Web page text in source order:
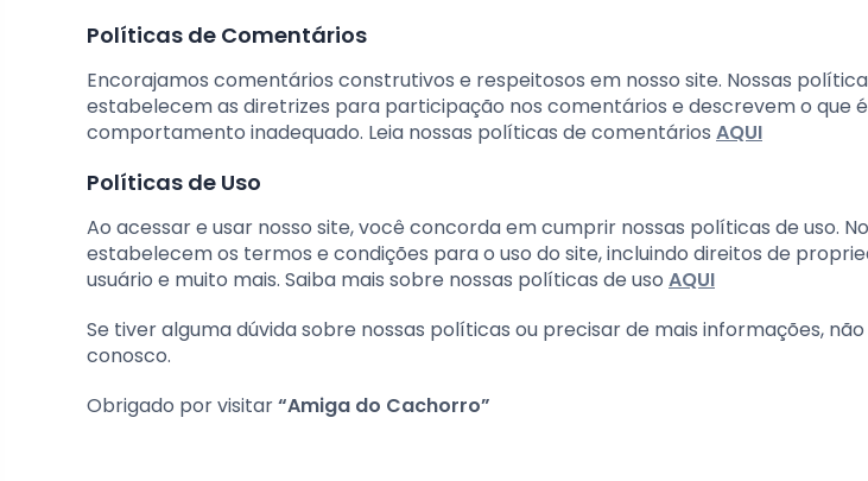
Políticas de Comentários
Encorajamos comentários construtivos e respeitosos em nosso site. Nossas
estabelecem as diretrizes para participação nos comentários e descrevem o que
comportamento inadequado. Leia nossas políticas de comentários AQUI
Políticas de Uso
Ao acessar e usar nosso site, você concorda em cumprir nossas políticas de uso.
estabelecem os termos e condições para o uso do site, incluindo direitos de
usuário e muito mais. Saiba mais sobre nossas políticas de uso AQUI
Se tiver alguma dúvida sobre nossas políticas ou precisar de mais informações,
conosco.
Obrigado por visitar“Amiga do Cachorro”